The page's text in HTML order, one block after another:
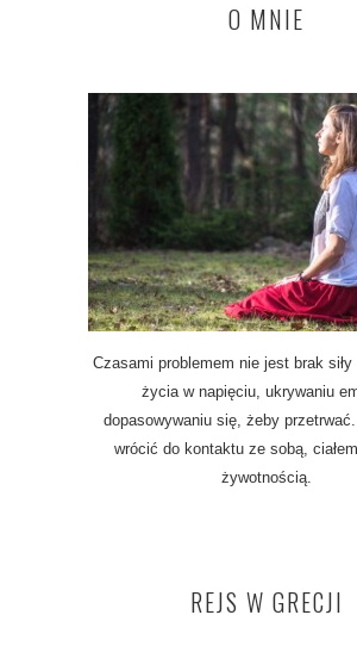
O MNIE
Czasami problemem nie jest brak
życia w napięciu, ukrywaniu
dopasowywaniu się, żeby
wrócić do kontaktu ze sobą,
żywotnością.
REJS W GRECJI